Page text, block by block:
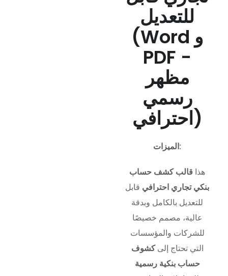
للتعديل
(Word و
PDF -
مظهر
رسمي
احترافي)
الميزات:
هذا قالب كشف حساب
بنكي تجاري احترافي قابل
للتعديل بالكامل وبدقة
عالية، مصمم خصيصًا
للشركات والمؤسسات
التي تحتاج إلىكشوف
حساب بنكية رسمية